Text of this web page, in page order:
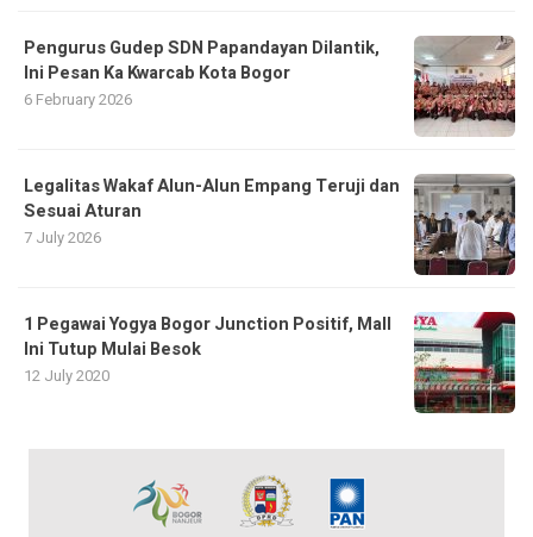
Pengurus Gudep SDN Papandayan Dilantik,
Ini Pesan Ka Kwarcab Kota Bogor
6 February 2026
Legalitas Wakaf Alun-Alun Empang Teruji dan
Sesuai Aturan
7 July 2026
1 Pegawai Yogya Bogor Junction Positif, Mall
Ini Tutup Mulai Besok
12 July 2020